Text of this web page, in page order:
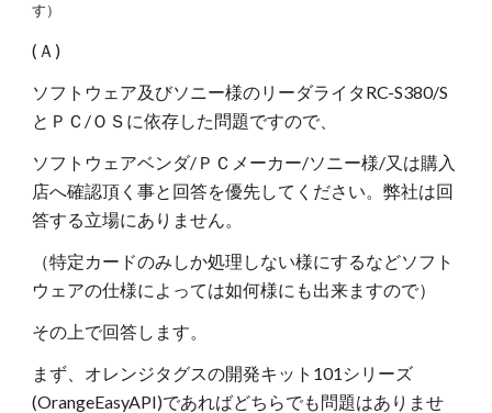
す）
(Ａ)
ソフトウェア及びソニー様のリーダライタRC-S380/S
とＰＣ/ＯＳに依存した問題ですので、
ソフトウェアベンダ/ＰＣメーカー/ソニー様/又は購入
店へ確認頂く事と回答を優先してください。弊社は回
答する立場にありません。
（特定カードのみしか処理しない様にするなどソフト
ウェアの仕様によっては如何様にも出来ますので）
その上で回答します。
まず、オレンジタグスの開発キット101シリーズ
(OrangeEasyAPI)であればどちらでも問題はありませ